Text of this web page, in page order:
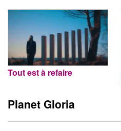
Tout est à refaire
Planet Gloria